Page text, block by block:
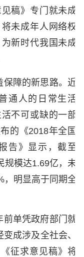
稿》专门就未成
未成年人网络权
新时代我国未成
障的新思路。近
通人的日常生活
不可或缺的一部
的《2018年全国
告》显示，截至
规模达1.69亿，未
，明显高于同期全
单凭政府部门就
成涉及全社会、
征求意见稿》将